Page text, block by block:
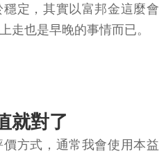
定，其實以富邦金這麼會
走也是早晚的事情而已。
就對了
方式，通常我會使用本益